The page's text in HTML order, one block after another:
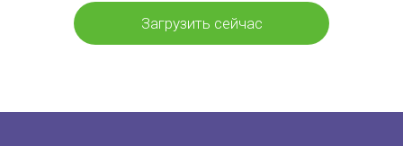
Загрузить сейчас